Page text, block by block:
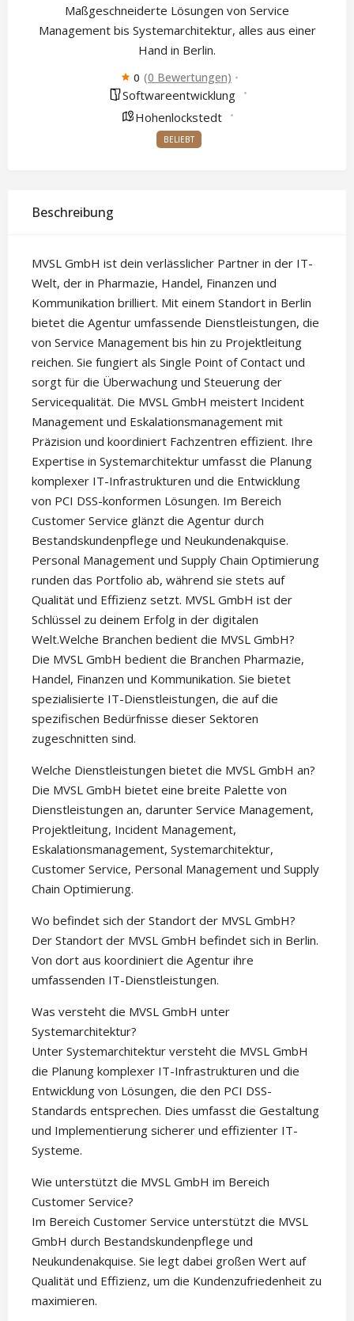
Maßgeschneiderte Lösungen von Service
Management bis Systemarchitektur, alles aus einer
Hand in Berlin.
0 (0 Bewertungen)
Softwareentwicklung
Hohenlockstedt
BELIEBT
Beschreibung
MVSL GmbH ist dein verlässlicher Partner in der IT-
Welt, der in Pharmazie, Handel, Finanzen und
Kommunikation brilliert. Mit einem Standort in Berlin
bietet die Agentur umfassende Dienstleistungen, die
von Service Management bis hin zu Projektleitung
reichen. Sie fungiert als Single Point of Contact und
sorgt für die Überwachung und Steuerung der
Servicequalität. Die MVSL GmbH meistert Incident
Management und Eskalationsmanagement mit
Präzision und koordiniert Fachzentren effizient. Ihre
Expertise in Systemarchitektur umfasst die Planung
komplexer IT-Infrastrukturen und die Entwicklung
von PCI DSS-konformen Lösungen. Im Bereich
Customer Service glänzt die Agentur durch
Bestandskundenpflege und Neukundenakquise.
Personal Management und Supply Chain Optimierung
runden das Portfolio ab, während sie stets auf
Qualität und Effizienz setzt. MVSL GmbH ist der
Schlüssel zu deinem Erfolg in der digitalen
Welt.Welche Branchen bedient die MVSL GmbH?
Die MVSL GmbH bedient die Branchen Pharmazie,
Handel, Finanzen und Kommunikation. Sie bietet
spezialisierte IT-Dienstleistungen, die auf die
spezifischen Bedürfnisse dieser Sektoren
zugeschnitten sind.
Welche Dienstleistungen bietet die MVSL GmbH an?
Die MVSL GmbH bietet eine breite Palette von
Dienstleistungen an, darunter Service Management,
Projektleitung, Incident Management,
Eskalationsmanagement, Systemarchitektur,
Customer Service, Personal Management und Supply
Chain Optimierung.
Wo befindet sich der Standort der MVSL GmbH?
Der Standort der MVSL GmbH befindet sich in Berlin.
Von dort aus koordiniert die Agentur ihre
umfassenden IT-Dienstleistungen.
Was versteht die MVSL GmbH unter
Systemarchitektur?
Unter Systemarchitektur versteht die MVSL GmbH
die Planung komplexer IT-Infrastrukturen und die
Entwicklung von Lösungen, die den PCI DSS-
Standards entsprechen. Dies umfasst die Gestaltung
und Implementierung sicherer und effizienter IT-
Systeme.
Wie unterstützt die MVSL GmbH im Bereich
Customer Service?
Im Bereich Customer Service unterstützt die MVSL
GmbH durch Bestandskundenpflege und
Neukundenakquise. Sie legt dabei großen Wert auf
Qualität und Effizienz, um die Kundenzufriedenheit zu
maximieren.